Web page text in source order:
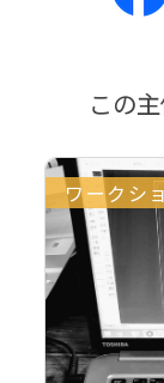
この
ワークシ